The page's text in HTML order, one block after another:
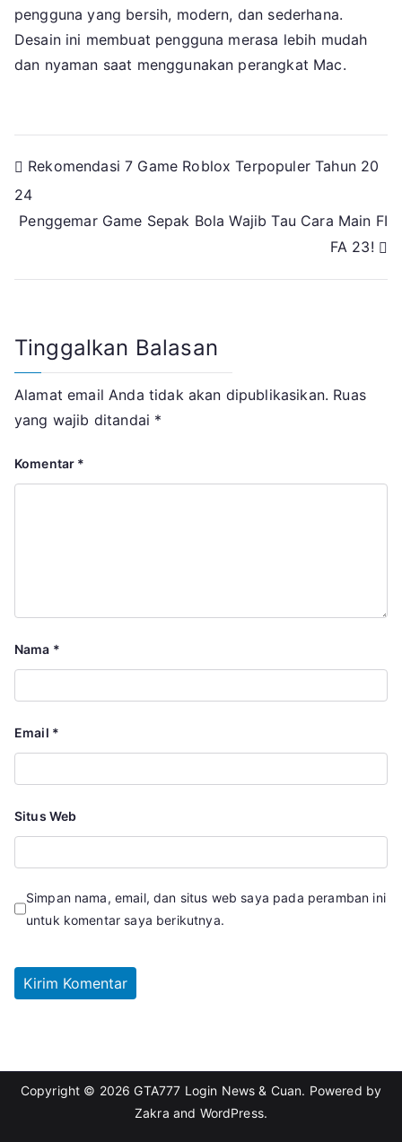
pengguna yang bersih, modern, dan sederhana.
Desain ini membuat pengguna merasa lebih mudah
dan nyaman saat menggunakan perangkat Mac.
Navigasi
pos
Rekomendasi 7 Game Roblox Terpopuler Tahun 20
24
Penggemar Game Sepak Bola Wajib Tau Cara Main FI
FA 23!
Tinggalkan Balasan
Alamat email Anda tidak akan dipublikasikan. Ruas
yang wajib ditandai *
Komentar *
Nama *
Email *
Situs Web
Simpan nama, email, dan situs web saya pada peramban ini
untuk komentar saya berikutnya.
Copyright © 2026GTA777 Login News & Cuan. Powered by
Zakra and WordPress.